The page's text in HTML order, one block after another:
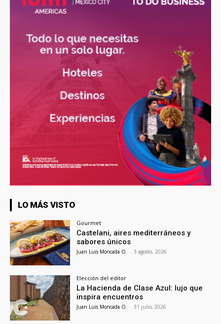
LO MÁS VISTO
Gourmet
Castelani, aires mediterráneos y
sabores únicos
Juan Luis Moncada O. - 3 agosto, 2026
Elección del editor
La Hacienda de Clase Azul: lujo que
inspira encuentros
Juan Luis Moncada O. - 31 julio, 2026